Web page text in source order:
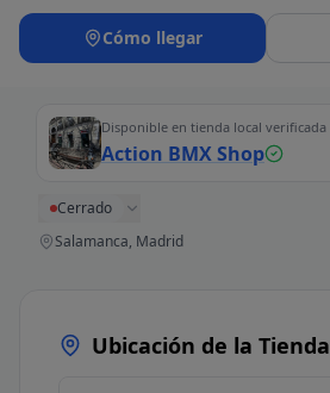
Cómo llegar
Disponible en tienda local verificada
Action BMX Shop
Cerrado
Salamanca, Madrid
Ubicación de la Tienda